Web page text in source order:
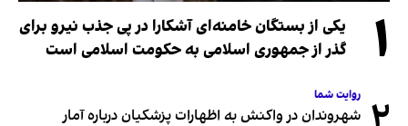
۱
یکی از بستگان خامنه‌ای آشکارا در پی جذب نیرو برای
گذر از جمهوری اسلامی به حکومت اسلامی است
روایت شما
شهروندان در واکنش به اظهارات پزشکیان درباره آمار